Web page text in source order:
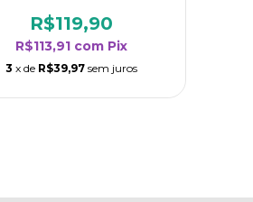
- Lavanda
R$119,90
R$113,91 com Pix
3 x de R$39,97 sem juros